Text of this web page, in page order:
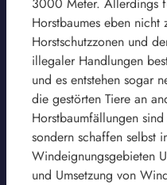
Horstbaumes eben
Horstschutzzonen und
illegaler Handlungen
und es entstehen sogar
die gestörten Tiere an
Horstbaumfällungen
sondern schaffen selbst
Windeignungsgebieten
und Umsetzung von